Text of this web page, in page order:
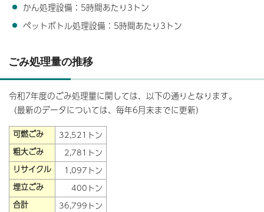
かん処理設備：5時間あたり3トン
ペットボトル処理設備：5時間あたり3トン
ごみ処理量の推移
令和7年度のごみ処理量に関しては、以下の通りとなります。
（最新のデータについては、毎年6月末までに更新）
可燃ごみ
32,521トン
粗大ごみ
2,781トン
リサイクル
1,097トン
埋立ごみ
400トン
合計
36,799トン